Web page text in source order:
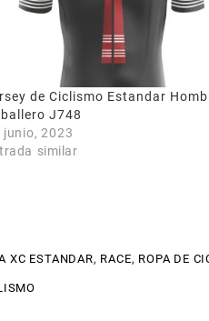
de Ciclismo Estandar
J748
junio, 2023
similar
XC ESTANDAR, RACE, ROPA DE